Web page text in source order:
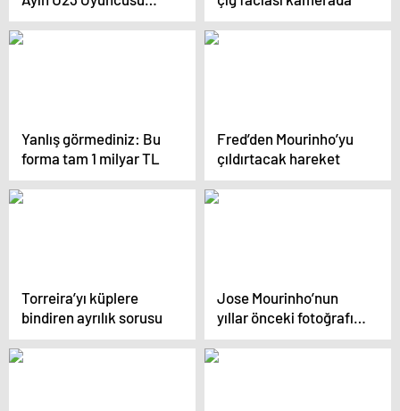
Seçildi
Yanlış görmediniz: Bu
forma tam 1 milyar TL
Fred’den Mourinho’yu
çıldırtacak hareket
Torreira’yı küplere
bindiren ayrılık sorusu
Jose Mourinho’nun
yıllar önceki fotoğrafı
taraftarı delirtti